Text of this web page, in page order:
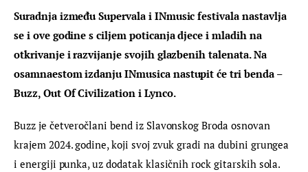
Suradnja između Supervala i INmusic festivala nastavlja
se i ove godine s ciljem poticanja djece i mladih na
otkrivanje i razvijanje svojih glazbenih talenata. Na
osamnaestom izdanju INmusica nastupit će tri benda –
Buzz, Out Of Civilization i Lynco.
Buzz je četveročlani bend iz Slavonskog Broda osnovan
krajem 2024. godine, koji svoj zvuk gradi na dubini grungea
i energiji punka, uz dodatak klasičnih rock gitarskih sola.